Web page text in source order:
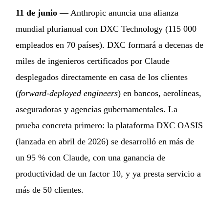
11 de junio — Anthropic anuncia una alianza
mundial plurianual con DXC Technology (115 000
empleados en 70 países). DXC formará a decenas de
miles de ingenieros certificados por Claude
desplegados directamente en casa de los clientes
(forward-deployed engineers) en bancos, aerolíneas,
aseguradoras y agencias gubernamentales. La
prueba concreta primero: la plataforma DXC OASIS
(lanzada en abril de 2026) se desarrolló en más de
un 95 % con Claude, con una ganancia de
productividad de un factor 10, y ya presta servicio a
más de 50 clientes.